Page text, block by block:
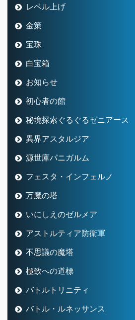
レベル上げ
金策
宝珠
白宝箱
お知らせ
初心者の館
秘境探索ぐるぐるゼニアース
異界アスタルジア
源世庫パニガルム
フェスタ・インフェルノ
万魔の塔
いにしえのゼルメア
アストルティア防衛軍
不思議の魔塔
極致への道標
バトルトリニティ
バトル・ルネッサンス